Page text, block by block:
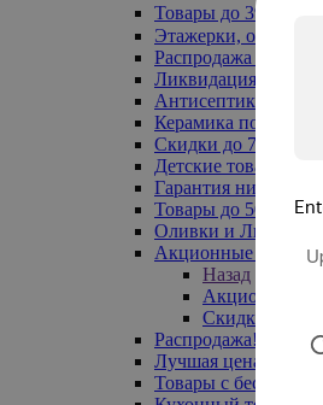
Товары до 399₽
Этажерки, обувницы
Распродажа
Ликвидация до -70%
Антисептики
Керамика по 129 руб
Скидки до 70%
Детские товары
Гарантия низкой
Товары до 500 руб
Оливки и Лимоны
Акционные товары
Назад
Акционные
Скидка 20%
Распродажа!
Лучшая цена
Товары с